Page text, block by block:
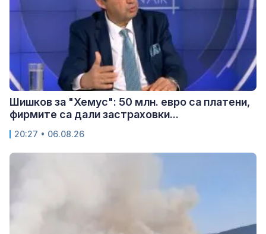
Шишков за "Хемус": 50 млн. евро са платени,
фирмите са дали застраховки...
20:27 • 06.08.26